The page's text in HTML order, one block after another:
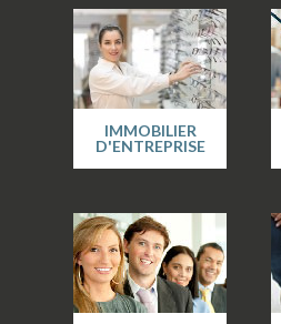
IMMOBILIER
D'ENTREPRISE